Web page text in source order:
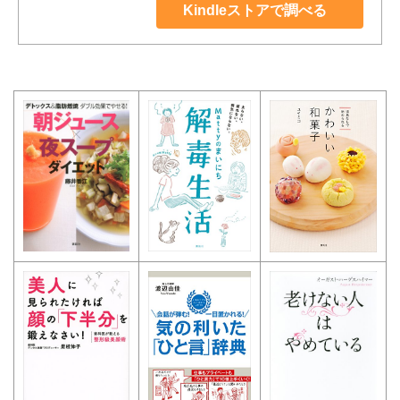
Kindleストアで調べる